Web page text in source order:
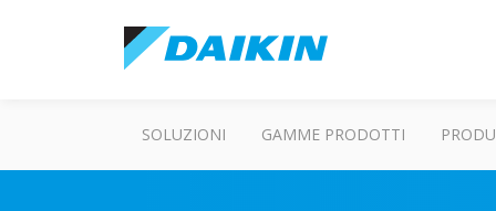
SOLUZIONI GAMME PRODOTTI